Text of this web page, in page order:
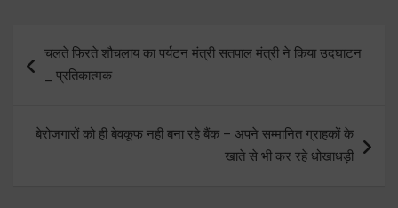
navigation
चलते फिरते शौचलाय का पर्यटन मंत्री सतपाल मंत्री ने किया उदघाटन
_ प्रतिकात्मक
बेरोजगारों को ही बेवकूफ नही बना रहे बैंक – अपने सम्मानित ग्राहकों के
खाते से भी कर रहे धोखाधड़ी